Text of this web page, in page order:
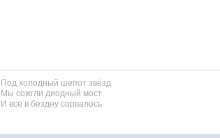
Под холодный шепот звёзд
Мы сожгли диодный мост
И все в бездну сорвалось